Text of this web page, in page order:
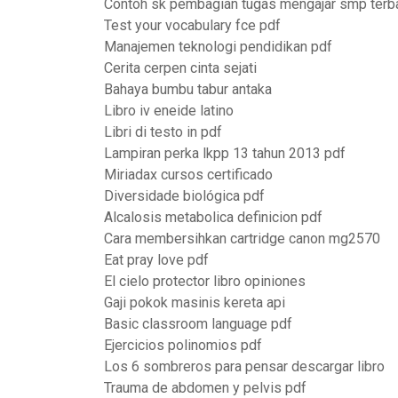
Contoh sk pembagian tugas mengajar smp
Test your vocabulary fce pdf
Manajemen teknologi pendidikan pdf
Cerita cerpen cinta sejati
Bahaya bumbu tabur antaka
Libro iv eneide latino
Libri di testo in pdf
Lampiran perka lkpp 13 tahun 2013 pdf
Miriadax cursos certificado
Diversidade biológica pdf
Alcalosis metabolica definicion pdf
Cara membersihkan cartridge canon mg2570
Eat pray love pdf
El cielo protector libro opiniones
Gaji pokok masinis kereta api
Basic classroom language pdf
Ejercicios polinomios pdf
Los 6 sombreros para pensar descargar libro
Trauma de abdomen y pelvis pdf